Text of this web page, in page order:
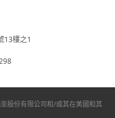
13樓之1
股份有限公司和/或其在美國和其